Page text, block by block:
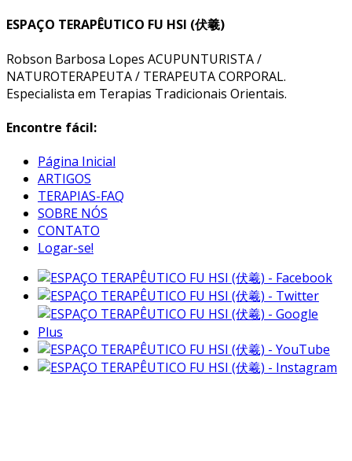
ESPAÇO TERAPÊUTICO FU HSI (伏羲)
Robson Barbosa Lopes ACUPUNTURISTA /
NATUROTERAPEUTA / TERAPEUTA CORPORAL.
Especialista em Terapias Tradicionais Orientais.
Encontre fácil:
Página Inicial
ARTIGOS
TERAPIAS-FAQ
SOBRE NÓS
CONTATO
Logar-se!